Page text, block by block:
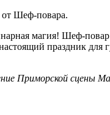
Шеф-повара.
магия! Шеф-
праздник для
Приморской сцены